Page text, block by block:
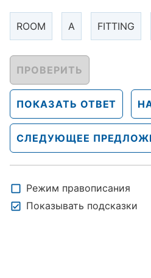
ROOM A FITTING
ПРОВЕРИТЬ
ПОКАЗАТЬ ОТВЕТ
СЛЕДУЮЩЕЕ
Режим правописания
Показывать подсказки